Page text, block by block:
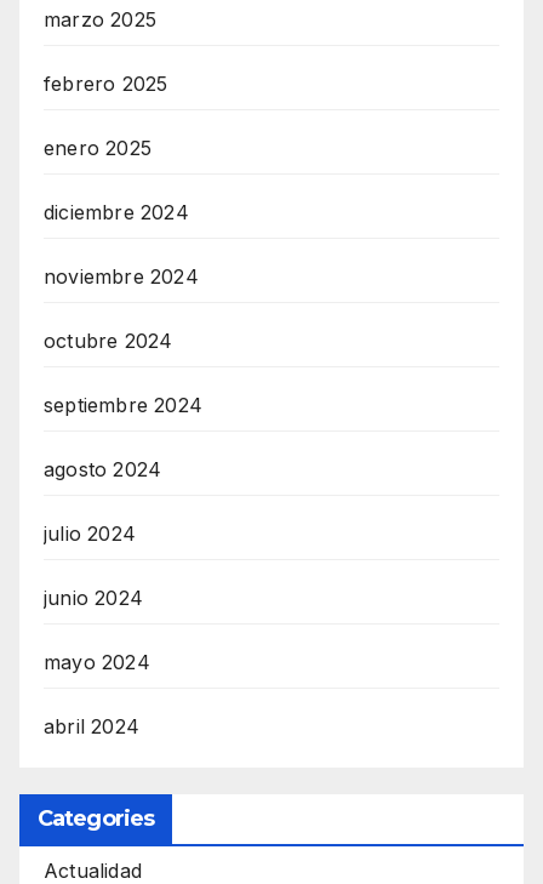
marzo 2025
febrero 2025
enero 2025
diciembre 2024
noviembre 2024
octubre 2024
septiembre 2024
agosto 2024
julio 2024
junio 2024
mayo 2024
abril 2024
Categories
Actualidad